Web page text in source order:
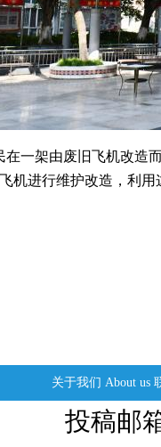
架由废旧飞机改造而
机进行维护改造，利
关于我们 About us
投稿邮